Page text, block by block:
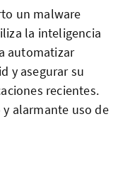
un malware
la inteligencia
automatizar
y asegurar su
recientes.
alarmante uso de